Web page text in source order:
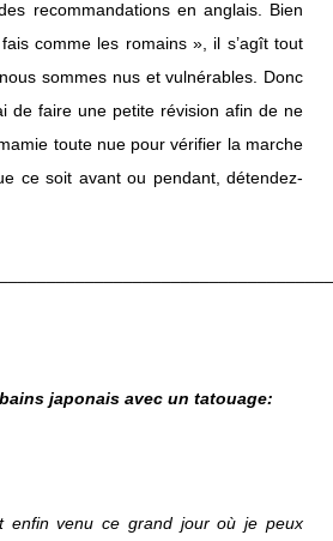
recommandations en anglais. Bien
comme les romains », il s’agît tout
sommes nus et vulnérables. Donc
de faire une petite révision afin de ne
toute nue pour vérifier la marche
ce soit avant ou pendant, détendez-
japonais avec un tatouage:
enfin venu ce grand jour où je peux